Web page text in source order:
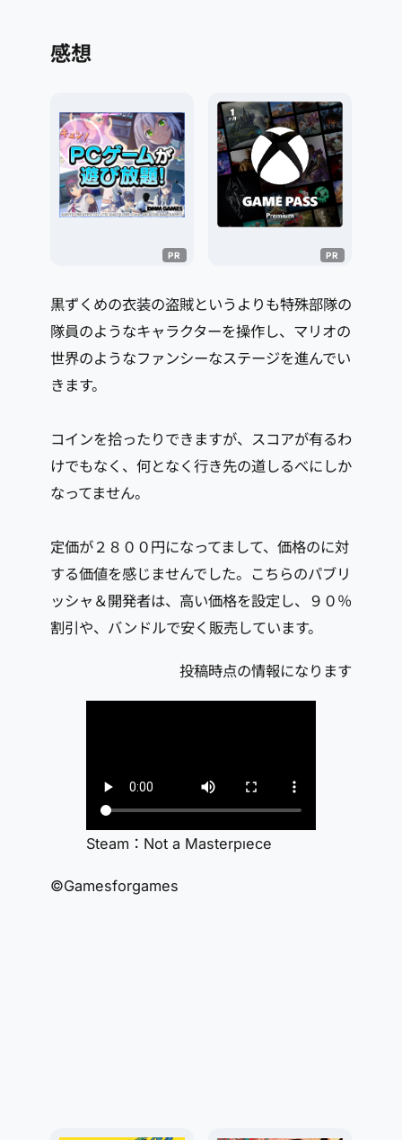
感想
黒ずくめの衣装の盗賊というよりも特殊部隊の
隊員のようなキャラクターを操作し、マリオの
世界のようなファンシーなステージを進んでい
きます。
コインを拾ったりできますが、スコアが有るわ
けでもなく、何となく行き先の道しるべにしか
なってません。
定価が２８００円になってまして、価格のに対
する価値を感じませんでした。こちらのパブリ
ッシャ＆開発者は、高い価格を設定し、９０％
割引や、バンドルで安く販売しています。
投稿時点の情報になります
Steam：Not a Masterpıece
©Gamesforgames